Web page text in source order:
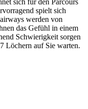
spielt sich
werden von
das Gefühl in einem
Schwierigkeit sorgen
Löchern auf Sie warten.